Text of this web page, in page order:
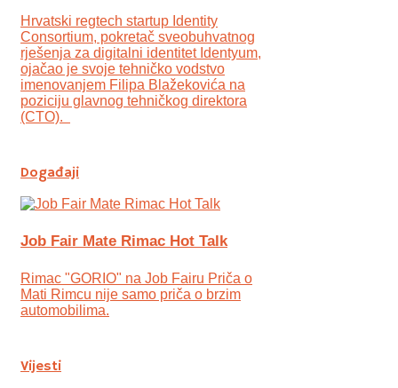
Hrvatski regtech startup Identity
Consortium, pokretač sveobuhvatnog
rješenja za digitalni identitet Identyum,
ojаčao je svoje tehničko vodstvo
imenovanjem Filipa Blažekovića na
poziciju glavnog tehničkog direktora
(CTO).
Događaji
Job Fair Mate Rimac Hot Talk
Rimac "GORIO" na Job Fairu Priča o
Mati Rimcu nije samo priča o brzim
automobilima.
Vijesti